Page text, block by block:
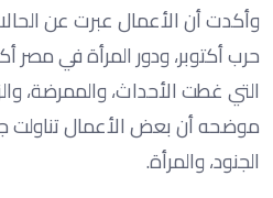
وأكدت أن الأعمال عبرت عن
حرب أكتوبر، ودور المرأة في مصر
التي غطت الأحداث، والممرضة،
موضحه أن بعض الأعمال تناولت
الجنود، والمرأة.